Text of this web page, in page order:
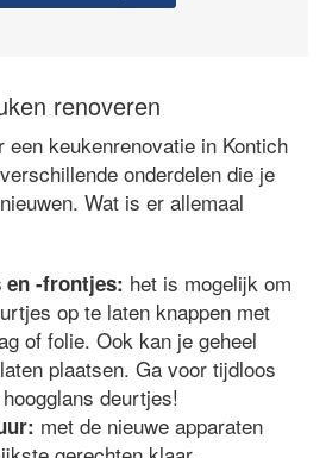
renoveren
keukenrenovatie in Kontich
onderdelen die je
Wat is er allemaal
en -frontjes: het is mogelijk om
op te laten knappen met
of folie. Ook kan je geheel
plaatsen. Ga voor tijdloos
deurtjes!
met de nieuwe apparaten